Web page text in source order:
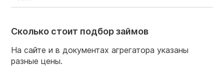
Сколько стоит подбор займов
На сайте и в документах агрегатора указаны
разные цены.